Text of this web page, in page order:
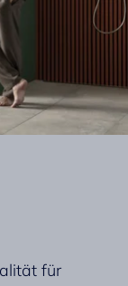
für